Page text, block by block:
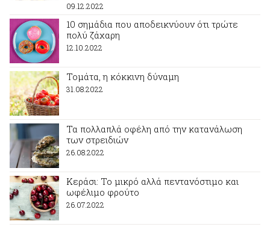
09.12.2022
10 σημάδια που αποδεικνύουν ότι τρώτε
πολύ ζάχαρη
12.10.2022
Τομάτα, η κόκκινη δύναμη
31.08.2022
Τα πολλαπλά οφέλη από την κατανάλωση
των στρειδιών
26.08.2022
Κεράσι: Το μικρό αλλά πεντανόστιμο και
ωφέλιμο φρούτο
26.07.2022